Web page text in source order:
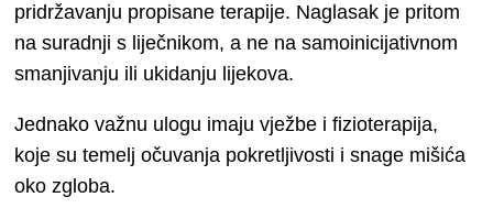
pridržavanju propisane terapije. Naglasak je pritom
na suradnji s liječnikom, a ne na samoinicijativnom
smanjivanju ili ukidanju lijekova.
Jednako važnu ulogu imaju vježbe i fizioterapija,
koje su temelj očuvanja pokretljivosti i snage mišića
oko zgloba.